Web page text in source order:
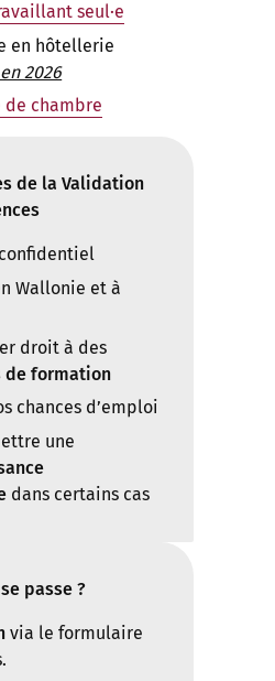
seul·e
en hôtellerie
2026
de chambre
de la Validation
Wallonie et à
droit à des
de formation
chances d’emploi
une
dans certains cas
passe ?
via le formulaire